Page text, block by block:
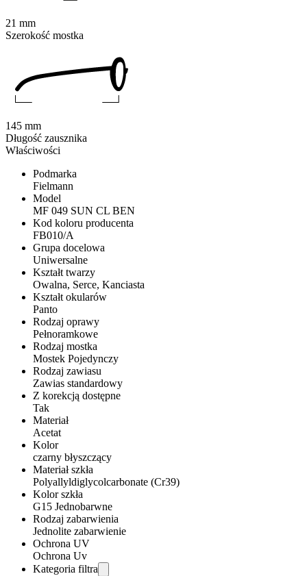
Właściwości
Podmarka
Fielmann
Model
MF 049 SUN CL BEN
Kod koloru producenta
FB010/A
Grupa docelowa
Uniwersalne
Kształt twarzy
Owalna, Serce, Kanciasta
Kształt okularów
Panto
Rodzaj oprawy
Pełnoramkowe
Rodzaj mostka
Mostek Pojedynczy
Rodzaj zawiasu
Zawias standardowy
Z korekcją dostępne
Tak
Materiał
Acetat
Kolor
czarny błyszczący
Materiał szkła
Polyallyldiglycolcarbonate (Cr39)
Kolor szkła
G15 Jednobarwne
Rodzaj zabarwienia
Jednolite zabarwienie
Ochrona UV
Ochrona Uv
Kategoria filtra
21 mm
Szerokość mostka
145 mm
Długość zausznika